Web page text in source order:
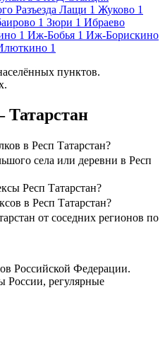
Разъезда Лащи 1 Жуково 1
1 Зюри 1 Ибраево
1 Иж-Бобья 1 Иж-Борискино
1
пунктов.
в Респ Татарстан?
села или деревни в Респ
Респ Татарстан?
в Респ Татарстан?
от соседних регионов по
Российской Федерации.
России, регулярные